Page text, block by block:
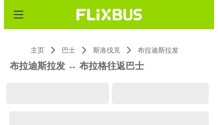
主页 巴士 斯洛伐克 布拉迪斯拉发
布拉迪斯拉发 ↔ 布拉格往返巴士